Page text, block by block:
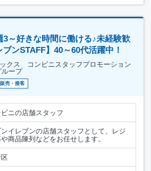
3～好きな時間に働ける♪未経験歓
ンSTAFF】40～60代活躍中！
クス コンビニスタッフプロモーション
ループ
売・接客
ビニの店舗スタッフ
イレブンの店舗スタッフとして、レジ
商品陳列などをお任せします。